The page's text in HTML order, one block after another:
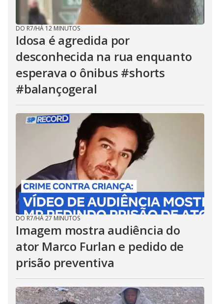
DO R7/HÁ 12 MINUTOS
Idosa é agredida por
desconhecida na rua enquanto
esperava o ônibus #shorts
#balançogeral
DO R7/HÁ 27 MINUTOS
Imagem mostra audiência do
ator Marco Furlan e pedido de
prisão preventiva